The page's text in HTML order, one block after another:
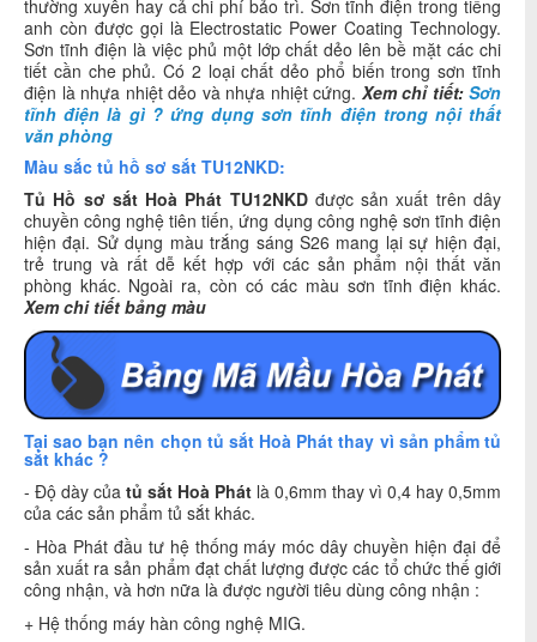
thường xuyên hay cả chi phí bảo trì. Sơn tĩnh điện trong tiếng
anh còn được gọi là Electrostatic Power Coating Technology.
Sơn tĩnh điện là việc phủ một lớp chất dẻo lên bề mặt các chi
tiết cần che phủ. Có 2 loại chất dẻo phổ biến trong sơn tĩnh
điện là nhựa nhiệt dẻo và nhựa nhiệt cứng. Xem chỉ tiết: Sơn
tĩnh điện là gì ? ứng dụng sơn tĩnh điện trong nội thất
văn phòng
Màu sắc tủ hồ sơ sắt TU12NKD:
Tủ Hồ sơ sắt Hoà Phát TU12NKDđược sản xuất trên dây
chuyền công nghệ tiên tiến, ứng dụng công nghệ sơn tĩnh điện
hiện đại. Sử dụng màu trắng sáng S26 mang lại sự hiện đại,
trẻ trung và rất dễ kết hợp với các sản phẩm nội thất văn
phòng khác. Ngoài ra, còn có các màu sơn tĩnh điện khác.
Xem chi tiết bảng màu
Tại sao bạn nên chọn tủ sắt Hoà Phát thay vì sản phẩm tủ
sắt khác ?
- Độ dày của tủ sắt Hoà Phát là 0,6mm thay vì 0,4 hay 0,5mm
của các sản phẩm tủ sắt khác.
- Hòa Phát đầu tư hệ thống máy móc dây chuyền hiện đại để
sản xuất ra sản phẩm đạt chất lượng được các tổ chức thế giới
công nhận, và hơn nữa là được người tiêu dùng công nhận :
+ Hệ thống máy hàn công nghệ MIG.